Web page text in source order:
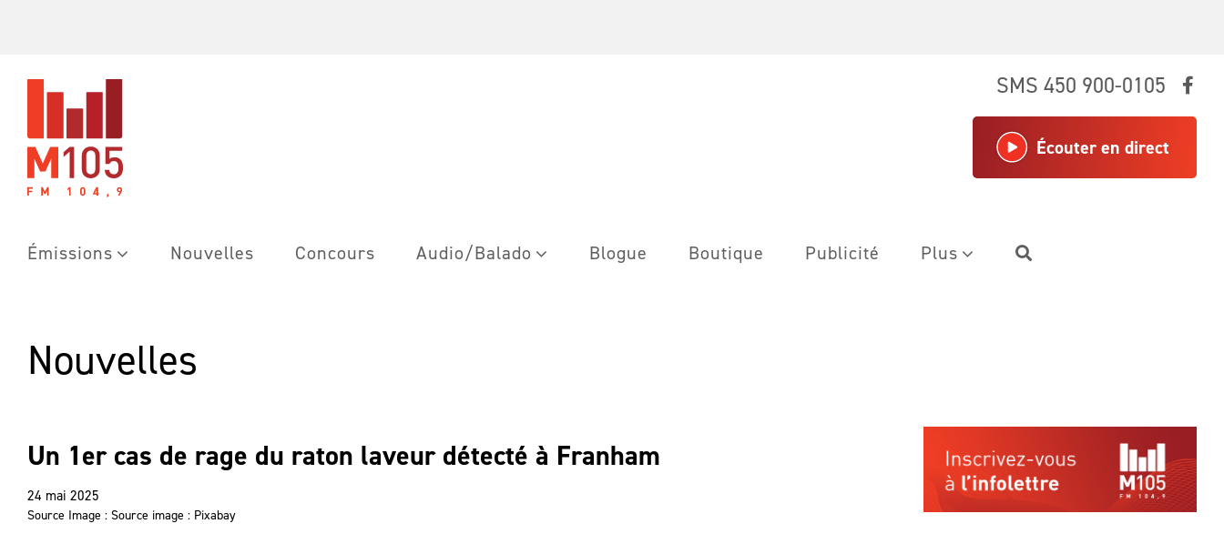
SMS 450 900-0105
Écouter en direct
Émissions Nouvelles Concours Audio/Balado Blogue Boutique Publicité Plus
Nouvelles
Un 1er cas de rage du raton laveur détecté à Franham
24 mai 2025
Source Image : Source image : Pixabay